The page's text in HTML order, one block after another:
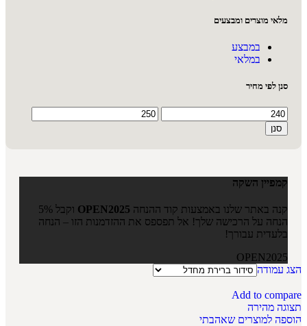
מלאי מוצרים ומבצעים
במבצע
במלאי
סנן לפי מחיר
סנן
קמפיין השקה
קנה באתר שלנו באמצעות קוד ההנחה OPEN2025
וקבל 5%
הנחה על הרכישה שלך! אל תפספס את ההזדמנות הזו – הנחה
בלעדית עבורך!
OPEN2025
הצג עמודה
Add to compare
תצוגה מהירה
הוספה למוצרים שאהבתי